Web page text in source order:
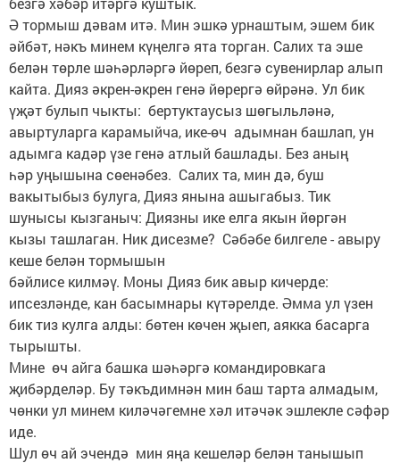
Ә тормыш дәвам итә. Мин эшкә урнаштым, эшем бик
әйбәт, нәкъ минем күңелгә ята торган. Салих та эше
белән төрле шәһәрләргә йөреп, безгә сувенирлар алып
кайта. Дияз әкрен-әкрен генә йөрергә өйрәнә. Ул бик
үҗәт булып чыкты: бертуктаусыз шөгыльләнә,
авыртуларга карамыйча, ике-өч адымнан башлап, ун
адымга кадәр үзе генә атлый башлады. Без аның
һәр уңышына сөенәбез. Салих та, мин дә, буш
вакытыбыз булуга, Дияз янына ашыгабыз. Тик
шунысы кызганыч: Диязны ике елга якын йөргән
кызы ташлаган. Ник дисезме? Сәбәбе билгеле - авыру
кеше белән тормышын
бәйлисе килмәү. Моны Дияз бик авыр кичерде:
ипсезләнде, кан басымнары күтәрелде. Әмма ул үзен
бик тиз кулга алды: бөтен көчен җыеп, аякка басарга
тырышты.
Мине өч айга башка шәһәргә командировкага
җибәрделәр. Бу тәкъдимнән мин баш тарта алмадым,
чөнки ул минем киләчәгемне хәл итәчәк эшлекле сәфәр
иде.
Шул өч ай эчендә мин яңа кешеләр белән танышып